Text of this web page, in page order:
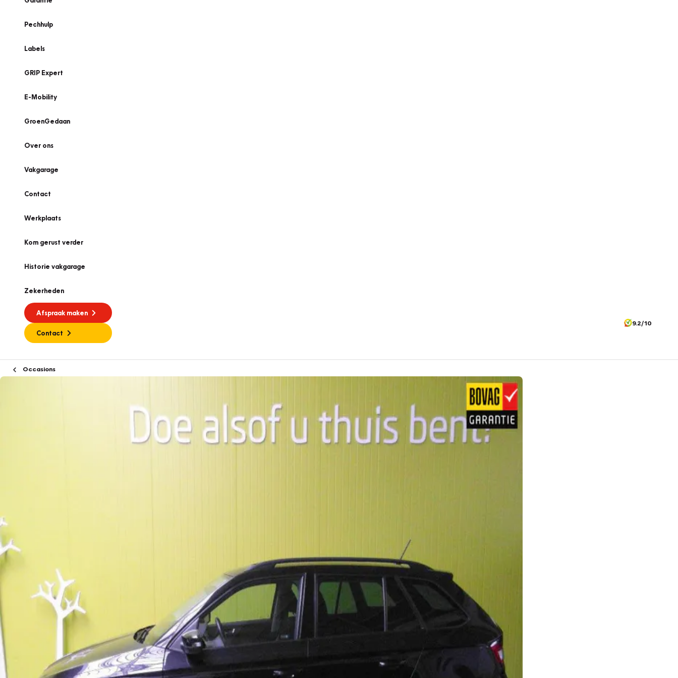
Pechhulp
Labels
GRIP Expert
E-Mobility
GroenGedaan
Over ons
Vakgarage
Contact
Werkplaats
Kom gerust verder
Historie vakgarage
Zekerheden
Afspraak maken
Contact
9.2/10
Occasions